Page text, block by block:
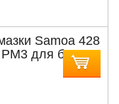
Samoa 428
для бочек